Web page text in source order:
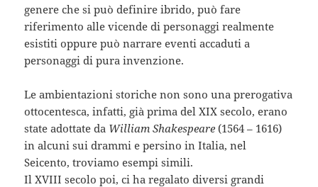
genere che si può definire ibrido, può fare
riferimento alle vicende di personaggi realmente
esistiti oppure può narrare eventi accaduti a
personaggi di pura invenzione.
Le ambientazioni storiche non sono una prerogativa
ottocentesca, infatti, già prima del XIX secolo, erano
state adottate da William Shakespeare (1564 – 1616)
in alcuni sui drammi e persino in Italia, nel
Seicento, troviamo esempi simili.
Il XVIII secolo poi, ci ha regalato diversi grandi